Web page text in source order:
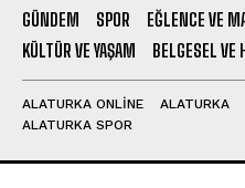
GÜNDEM SPOR EĞLENCE VE
KÜLTÜR VE YAŞAM
BELGESEL VE
ALATURKA ONLINE ALATURKA
ALATURKA SPOR